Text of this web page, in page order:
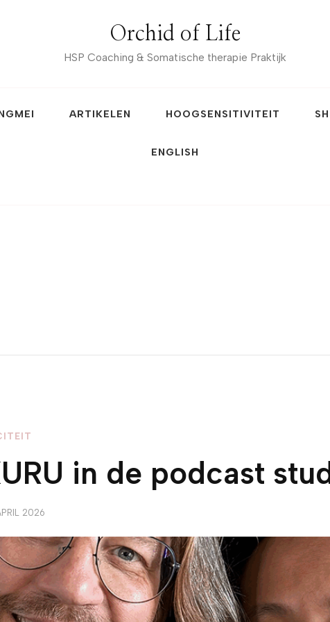
Orchid of Life
HSP Coaching & Somatische therapie Praktijk
ARTIKELEN HOOGSENSITIVITEIT
ENGLISH
in de podcast
2026